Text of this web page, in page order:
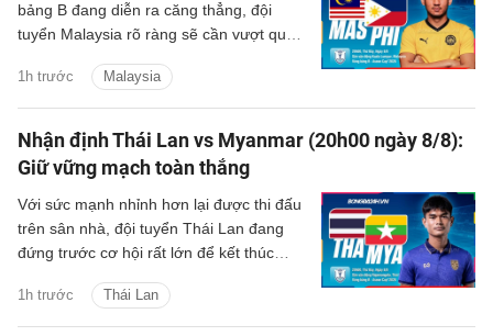
1h trước Malaysia
bảng B đang diễn ra căng thẳng, đội
tuyển Malaysia rõ ràng sẽ cần vượt qua
Nhận định Thái Lan vs Myanmar (20h00 ngày 8/8):
Giữ vững mạch toàn thắng
1h trước Thái Lan
Với sức mạnh nhỉnh hơn lại được thi đấu
trên sân nhà, đội tuyển Thái Lan đang
đứng trước cơ hội rất lớn để kết thúc
toàn thắng.